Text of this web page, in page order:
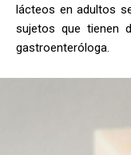
lácteos en adultos
sujetos que tienen
gastroenteróloga.